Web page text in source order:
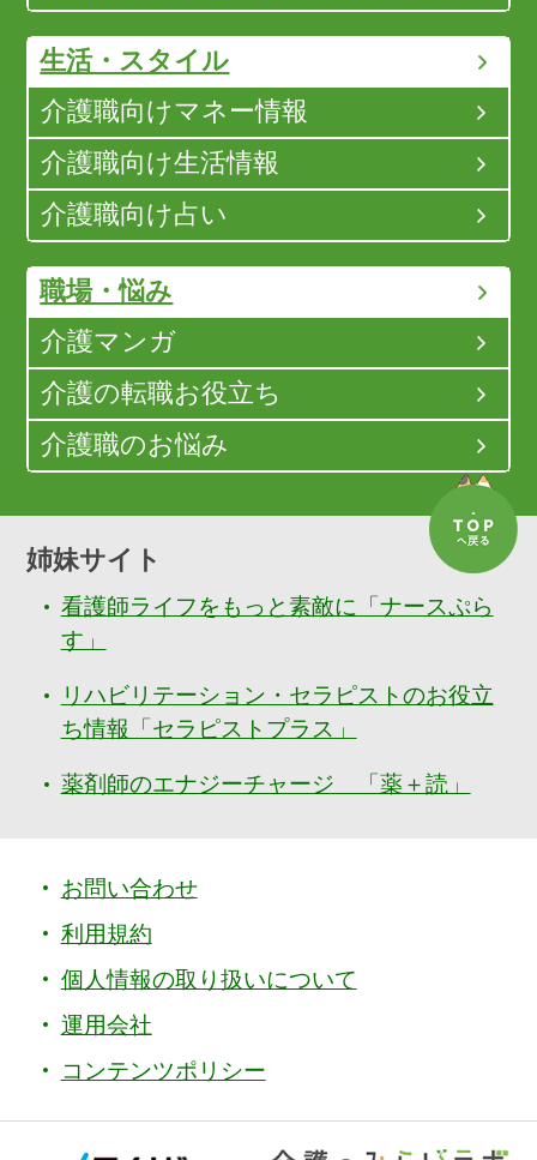
生活・スタイル
介護職向けマネー情報
介護職向け生活情報
介護職向け占い
職場・悩み
介護マンガ
介護の転職お役立ち
介護職のお悩み
姉妹サイト
看護師ライフをもっと素敵に「ナースぷら
す」
リハビリテーション・セラピストのお役立
ち情報「セラピストプラス」
薬剤師のエナジーチャージ 「薬＋読」
お問い合わせ
利用規約
個人情報の取り扱いについて
運用会社
コンテンツポリシー